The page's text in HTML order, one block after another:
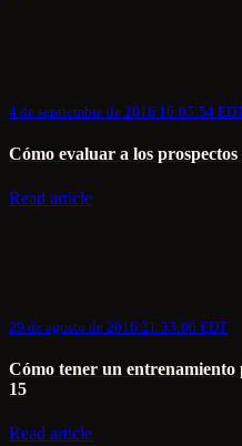
4 de septiembre de 2016 16:05:54
Cómo evaluar a los
Read article
29 de agosto de 2016 21:33:06 EDT
Cómo tener un entrenamiento
15
Read article